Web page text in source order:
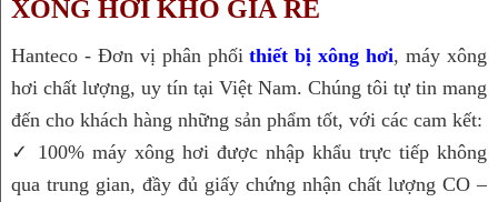
XÔNG HƠI KHÔ GIÁ RẺ
Hanteco - Đơn vị phân phối thiết bị xông hơi, máy xông
hơi chất lượng, uy tín tại Việt Nam. Chúng tôi tự tin mang
đến cho khách hàng những sản phẩm tốt, với các cam kết:
✓ 100% máy xông hơi được nhập khẩu trực tiếp không
qua trung gian, đầy đủ giấy chứng nhận chất lượng CO –